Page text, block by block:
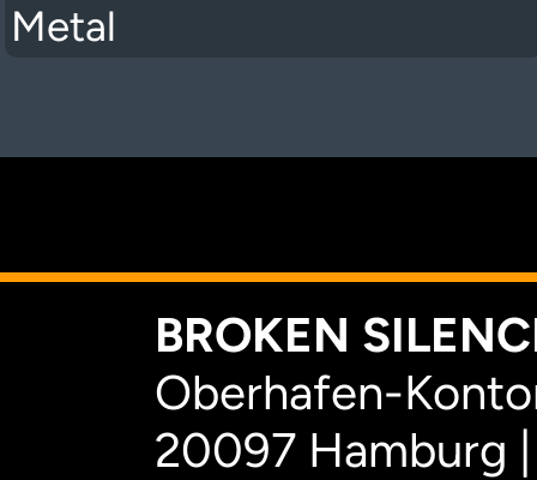
Metal
BROKEN
Oberhafen-
20097 Hamburg